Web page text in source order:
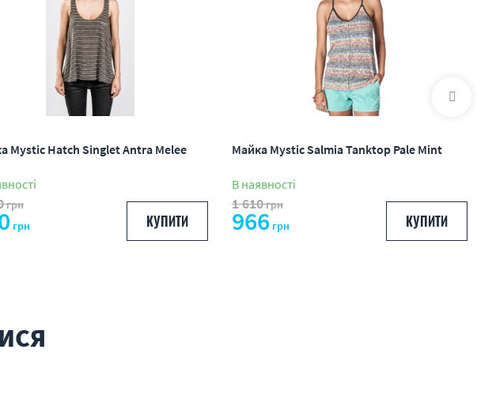
Mystic Hatch Singlet Antra Melee
грн
грн КУПИТИ
Майка Mystic Salmia Tanktop Pale Mint
В наявності
1 610грн
966 грн КУПИТИ